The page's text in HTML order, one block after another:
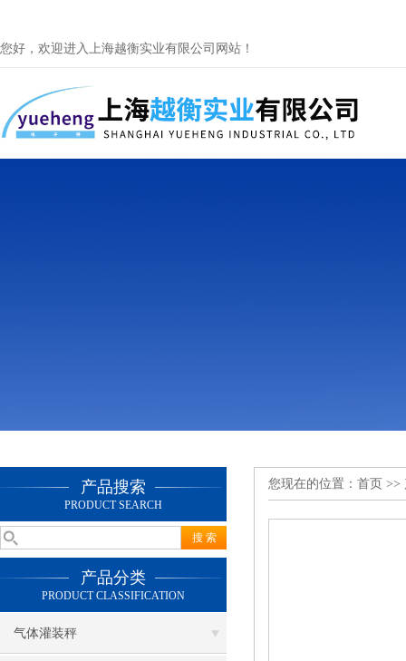
您好，欢迎进入上海越衡实业有限公司网站！
产品搜索
PRODUCT SEARCH
产品分类
PRODUCT CLASSIFICATION
气体灌装秤
您现在的位置： 首页 >>